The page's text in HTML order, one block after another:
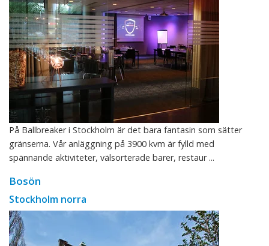
På Ballbreaker i Stockholm är det bara fantasin som sätter
gränserna. Vår anläggning på 3900 kvm är fylld med
spännande aktiviteter, välsorterade barer, restaur ...
Bosön
Stockholm norra